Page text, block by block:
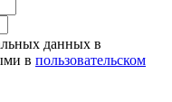
данных в
в пользовательском